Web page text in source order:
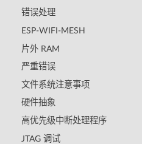
错误处理
ESP-WIFI-MESH
片外 RAM
严重错误
文件系统注意事项
硬件抽象
高优先级中断处理程序
JTAG 调试